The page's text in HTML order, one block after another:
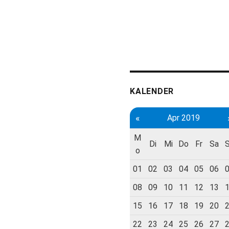
KALENDER
« Apr 2019
M
o
Di Mi Do Fr Sa
01 02 03 04 05 06
08
09 10 11 12 13
15
16 17 18 19 20
22
23 24 25 26 27